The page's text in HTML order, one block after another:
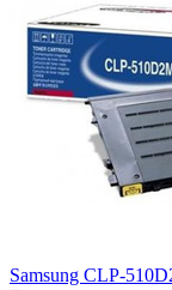
Samsung CLP-